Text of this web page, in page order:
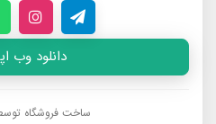
دانلود وب
ساخت فروشگاه